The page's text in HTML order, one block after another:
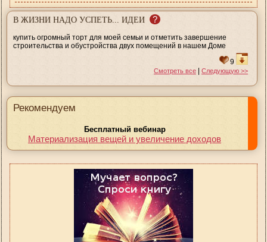
В ЖИЗНИ НАДО УСПЕТЬ... ИДЕИ ?
купить огромный торт для моей семьи и отметить завершение
строительства и обустройства двух помещений в нашем Доме
9
Смотреть все | Следующую >>
Рекомендуем
Бесплатный вебинар
Материализация вещей и увеличение доходов